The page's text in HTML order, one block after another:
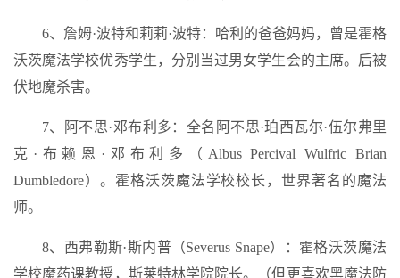
6、詹姆·波特和莉莉·波特：哈利的爸爸妈妈，曾是霍格
沃茨魔法学校优秀学生，分别当过男女学生会的主席。后被
伏地魔杀害。
7、阿不思·邓布利多：全名阿不思·珀西瓦尔·伍尔弗里
克·布赖恩·邓布利多（Albus Percival Wulfric Brian
Dumbledore）。霍格沃茨魔法学校校长，世界著名的魔法
师。
8、西弗勒斯·斯内普（Severus Snape）：霍格沃茨魔法
学校魔药课教授，斯莱特林学院院长。（但更喜欢黑魔法防